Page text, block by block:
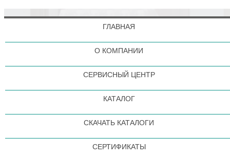
ГЛАВНАЯ
О КОМПАНИИ
СЕРВИСНЫЙ ЦЕНТР
КАТАЛОГ
СКАЧАТЬ КАТАЛОГИ
СЕРТИФИКАТЫ